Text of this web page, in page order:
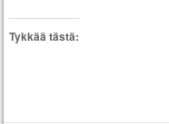
Tykkää tästä: